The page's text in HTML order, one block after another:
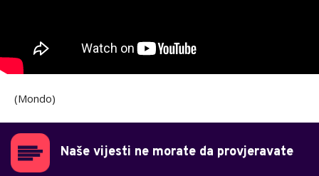
(Mondo)
Naše vijesti ne morate da provjeravate